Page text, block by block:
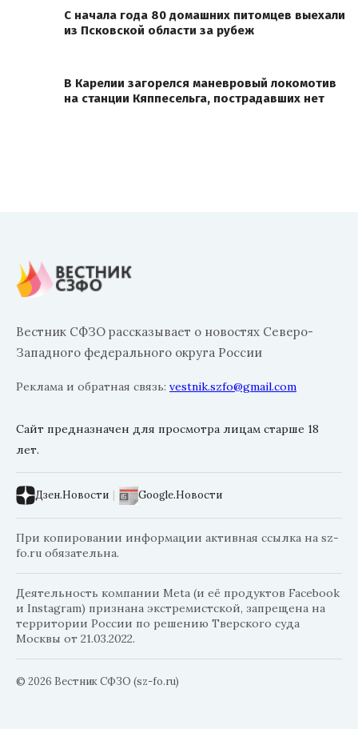
С начала года 80 домашних питомцев выехали
из Псковской области за рубеж
В Карелии загорелся маневровый локомотив
на станции Кяппесельга, пострадавших нет
Вестник СФЗО рассказывает о новостях Северо-
Западного федерального округа России
Реклама и обратная связь: vestnik.szfo@gmail.com
Сайт предназначен для просмотра лицам старше 18
лет.
Дзен.Новости | Google.Новости
При копировании информации активная ссылка на sz-
fo.ru обязательна.
Деятельность компании Meta (и её продуктов Facebook
и Instagram) признана экстремистской, запрещена на
территории России по решению Тверского суда
Москвы от 21.03.2022.
© 2026 Вестник СФЗО (sz-fo.ru)